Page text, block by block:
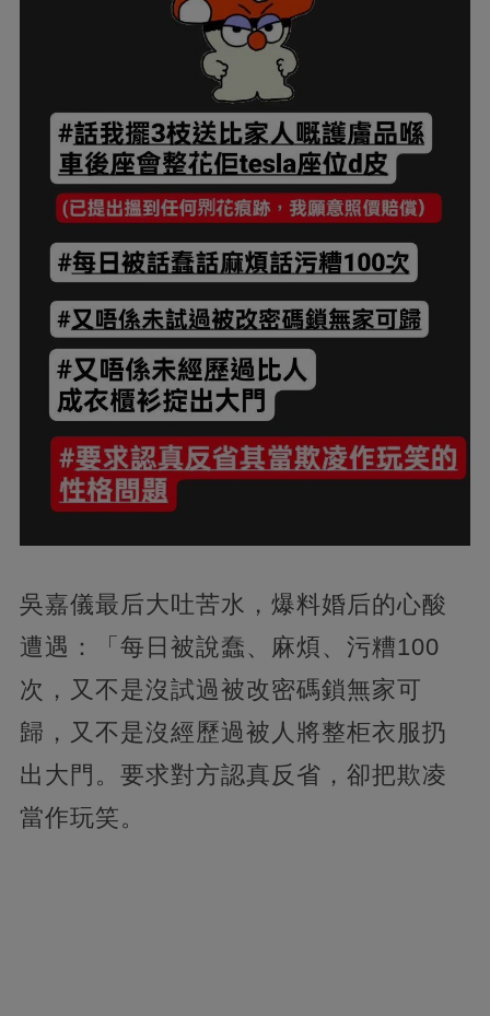
吳嘉儀最后大吐苦水，爆料婚后的心酸
遭遇：「每日被說蠢、麻煩、污糟100
次，又不是沒試過被改密碼鎖無家可
歸，又不是沒經歷過被人將整柜衣服扔
出大門。要求對方認真反省，卻把欺凌
當作玩笑。